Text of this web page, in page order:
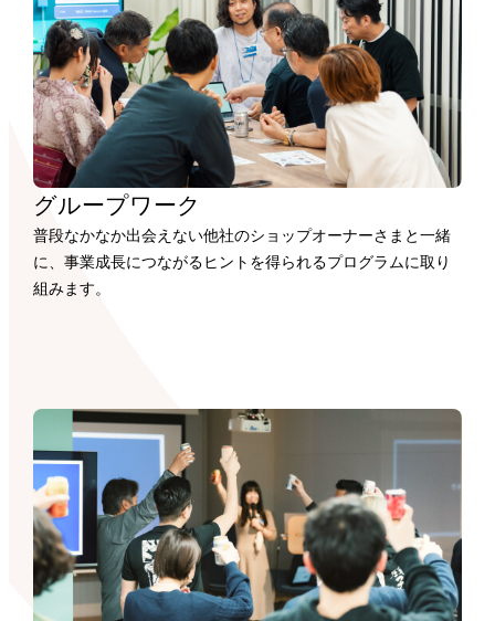
グループワーク
普段なかなか出会えない他社のショップオーナーさまと一緒
に、事業成長につながるヒントを得られるプログラムに取り
組みます。